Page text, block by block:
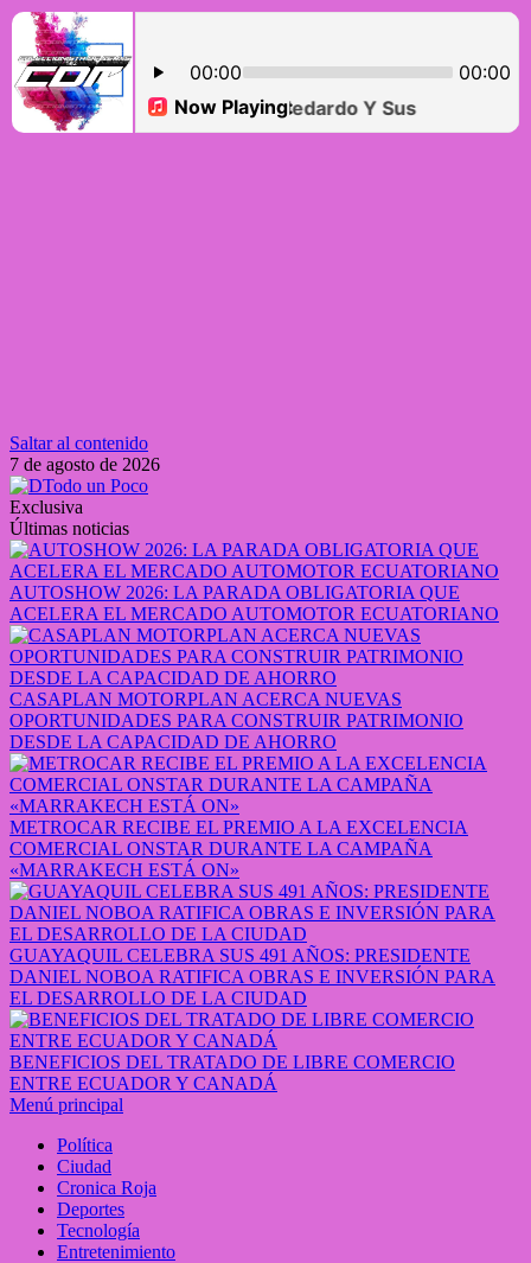
Saltar al contenido
7 de agosto de 2026
Exclusiva
Últimas noticias
AUTOSHOW 2026: LA PARADA OBLIGATORIA QUE
ACELERA EL MERCADO AUTOMOTOR ECUATORIANO
CASAPLAN MOTORPLAN ACERCA NUEVAS
OPORTUNIDADES PARA CONSTRUIR PATRIMONIO
DESDE LA CAPACIDAD DE AHORRO
METROCAR RECIBE EL PREMIO A LA EXCELENCIA
COMERCIAL ONSTAR DURANTE LA CAMPAÑA
«MARRAKECH ESTÁ ON»
GUAYAQUIL CELEBRA SUS 491 AÑOS: PRESIDENTE
DANIEL NOBOA RATIFICA OBRAS E INVERSIÓN PARA
EL DESARROLLO DE LA CIUDAD
BENEFICIOS DEL TRATADO DE LIBRE COMERCIO
ENTRE ECUADOR Y CANADÁ
Menú principal
Política
Ciudad
Cronica Roja
Deportes
Tecnología
Entretenimiento